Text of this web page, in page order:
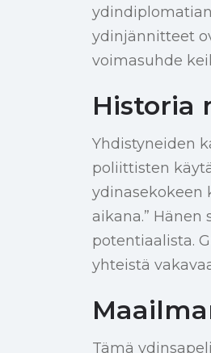
ydinjännitteet
voimasuhde
Historia
Yhdistyneiden
poliittisten
ydinasekokeen
aikana.”
potentiaalista.
yhteistä
Tämä